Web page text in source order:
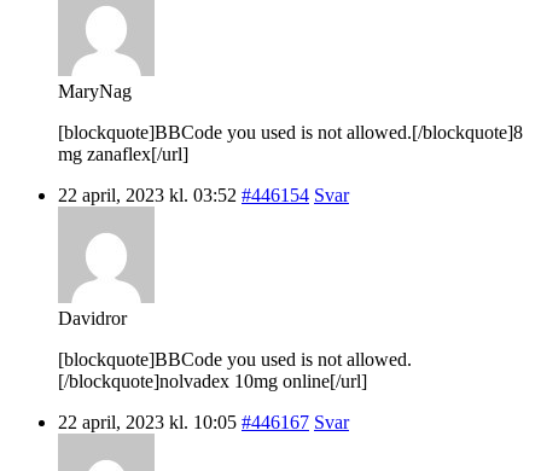
MaryNag
[blockquote]BBCode you used is not allowed.[/blockquote]8
mg zanaflex[/url]
22 april, 2023 kl. 03:52 #446154 Svar
Davidror
[blockquote]BBCode you used is not allowed.
[/blockquote]nolvadex 10mg online[/url]
22 april, 2023 kl. 10:05 #446167 Svar